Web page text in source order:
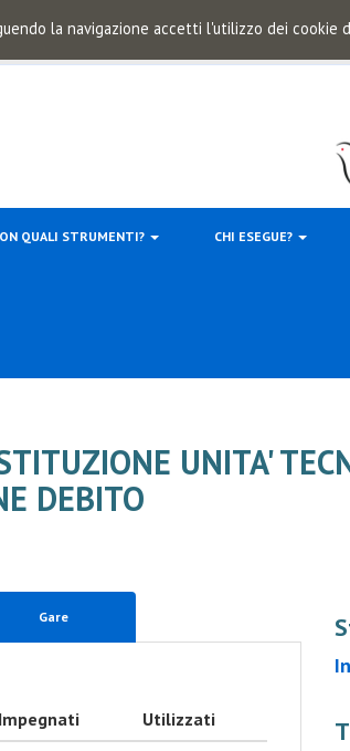
la navigazione accetti l'utilizzo dei cookie
QUALI STRUMENTI? CHI ESEGUE?
UNITA'
DEBITO
Gare
Impegnati
Utilizzati